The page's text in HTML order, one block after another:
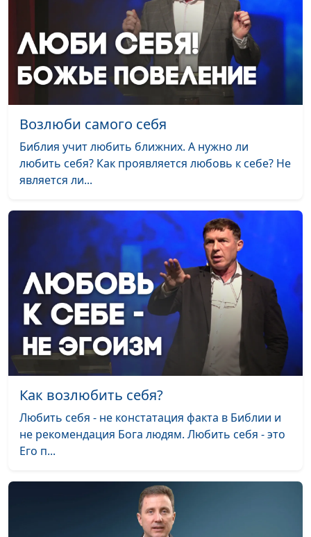
Возлюби самого себя
Библия учит любить ближних. А нужно ли
любить себя? Как проявляется любовь к себе? Не
является ли...
Как возлюбить себя?
Любить себя - не констатация факта в Библии и
не рекомендация Бога людям. Любить себя - это
Его п...